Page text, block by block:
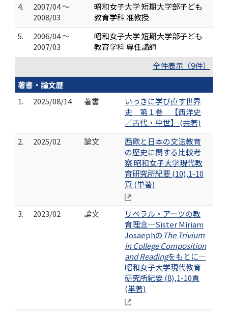
4.
2007/04 ～
2008/03
昭和女子大学 短期大学部子ども
教育学科 准教授
5.
2006/04 ～
2007/03
昭和女子大学 短期大学部子ども
教育学科 専任講師
全件表示（9件）
著書・論文歴
1.
2025/08/14 著書
いっきに学び直す世界
史 第１巻 【西洋史
／古代・中世】 (共著)
2.
2025/02 論文
西欧と日本の文法教育
の歴史に関する比較考
察 昭和女子大学現代教
育研究所紀要 (10),1-10
頁 (単著)
3. 2023/02 論文
リベラル・アーツの教
育理念―Sister Miriam
JosaephのThe Trivium
in College Composition
and Readingをもとに―
昭和女子大学現代教育
研究所紀要 (8),1-10頁
(単著)